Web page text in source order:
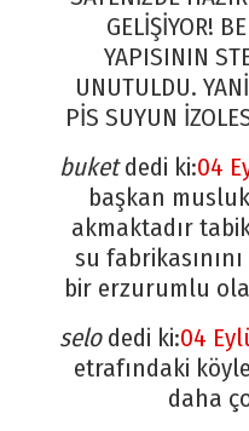
GELİŞİYOR!
YAPISININ
UNUTULDU.
PİS SUYUN
buket dedi ki:04
başkan
akmaktadır
su
bir erzurumlu
selo dedi ki:04
etrafındaki
daha